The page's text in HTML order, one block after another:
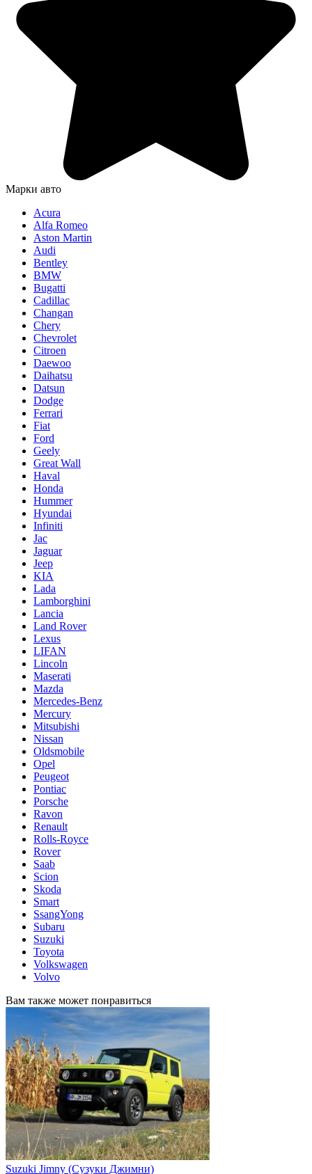
Марки авто
Acura
Alfa Romeo
Aston Martin
Audi
Bentley
BMW
Bugatti
Cadillac
Changan
Chery
Chevrolet
Citroen
Daewoo
Daihatsu
Datsun
Dodge
Ferrari
Fiat
Ford
Geely
Great Wall
Haval
Honda
Hummer
Hyundai
Infiniti
Jac
Jaguar
Jeep
KIA
Lada
Lamborghini
Lancia
Land Rover
Lexus
LIFAN
Lincoln
Maserati
Mazda
Mercedes-Benz
Mercury
Mitsubishi
Nissan
Oldsmobile
Opel
Peugeot
Pontiac
Porsche
Ravon
Renault
Rolls-Royce
Rover
Saab
Scion
Skoda
Smart
SsangYong
Subaru
Suzuki
Toyota
Volkswagen
Volvo
Вам также может понравиться
Suzuki Jimny (Сузуки Джимни)